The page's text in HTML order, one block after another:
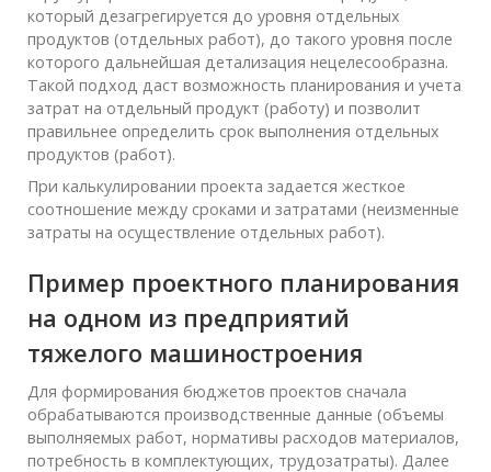
который дезагрегируется до уровня отдельных
продуктов (отдельных работ), до такого уровня после
которого дальнейшая детализация нецелесообразна.
Такой подход даст возможность планирования и учета
затрат на отдельный продукт (работу) и позволит
правильнее определить срок выполнения отдельных
продуктов (работ).
При калькулировании проекта задается жесткое
соотношение между сроками и затратами (неизменные
затраты на осуществление отдельных работ).
Пример проектного планирования
на одном из предприятий
тяжелого машиностроения
Для формирования бюджетов проектов сначала
обрабатываются производственные данные (объемы
выполняемых работ, нормативы расходов материалов,
потребность в комплектующих, трудозатраты). Далее